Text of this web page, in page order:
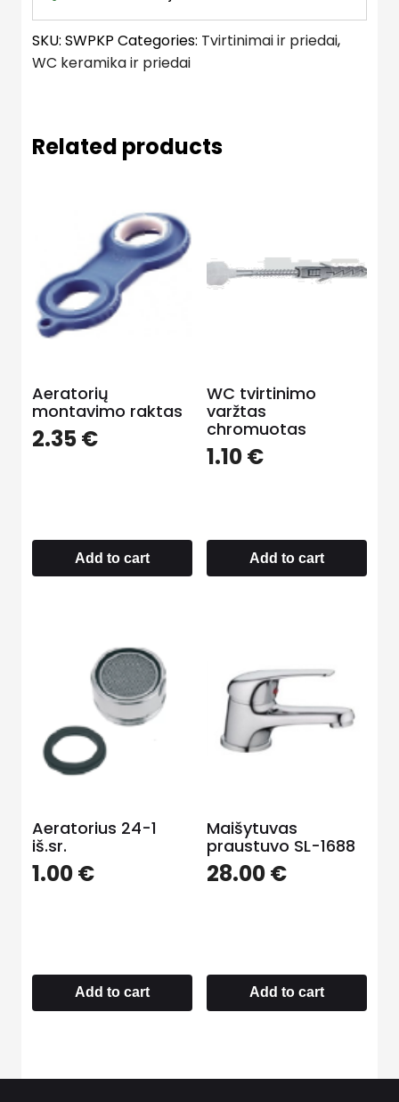
SKU: SWPKP Categories: Tvirtinimai ir priedai,
WC keramika ir priedai
Related products
Aeratorių
montavimo raktas
2.35€
Add to cart
WC tvirtinimo
varžtas
chromuotas
1.10€
Add to cart
Aeratorius 24-1
iš.sr.
1.00€
Add to cart
Maišytuvas
praustuvo SL-1688
28.00€
Add to cart